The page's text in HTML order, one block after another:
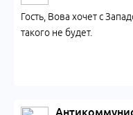
Гость, Вова хочет с
такого не будет.